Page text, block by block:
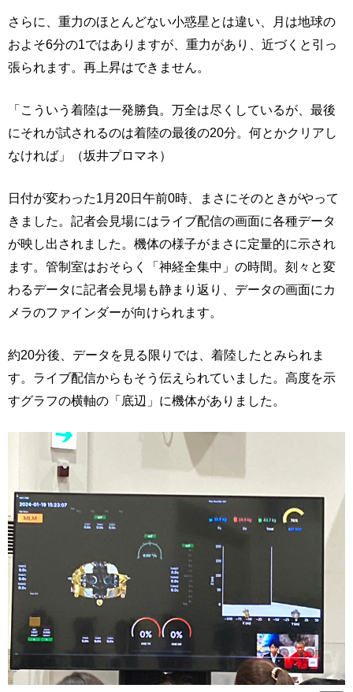
さらに、重力のほとんどない小惑星とは違い、月は地球の
およそ6分の1ではありますが、重力があり、近づくと引っ
張られます。再上昇はできません。
「こういう着陸は一発勝負。万全は尽くしているが、最後
にそれが試されるのは着陸の最後の20分。何とかクリアし
なければ」（坂井プロマネ）
日付が変わった1月20日午前0時、まさにそのときがやって
きました。記者会見場にはライブ配信の画面に各種データ
が映し出されました。機体の様子がまさに定量的に示され
ます。管制室はおそらく「神経全集中」の時間。刻々と変
わるデータに記者会見場も静まり返り、データの画面にカ
メラのファインダーが向けられます。
約20分後、データを見る限りでは、着陸したとみられま
す。ライブ配信からもそう伝えられていました。高度を示
すグラフの横軸の「底辺」に機体がありました。